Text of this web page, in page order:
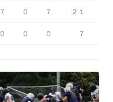
７ ０ ７ ２１
０ ０ ０ ７